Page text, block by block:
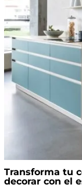
Transforma tu
decorar con el